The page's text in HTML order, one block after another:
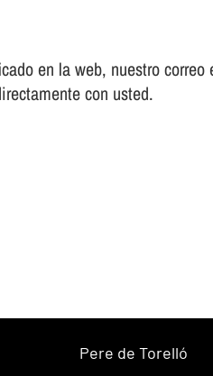
en la web, nuestro
con usted.
Pere de Torelló